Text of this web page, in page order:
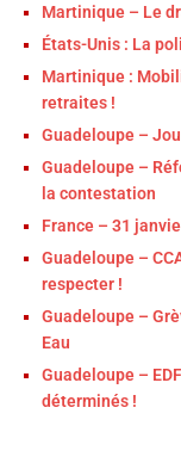
Martinique – Le
États-Unis : La
Martinique :
retraites !
Guadeloupe –
Guadeloupe –
la contestation
France – 31
Guadeloupe –
respecter !
Guadeloupe –
Eau
Guadeloupe –
déterminés !